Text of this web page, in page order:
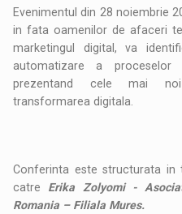
Evenimentul din 28 noiembrie
in fata oamenilor de afaceri
marketingul digital, va
automatizare a
prezentand cele mai
transformarea digitala.
Conferinta este structurata in
catre Erika Zolyomi -
Romania – Filiala Mures.